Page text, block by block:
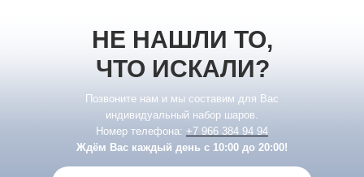
НЕ НАШЛИ ТО,
ЧТО ИСКАЛИ?
Позвоните нам и мы составим для Вас
индивидуальный набор шаров.
Номер телефона: +7 966 384 94 94
Ждём Вас каждый день с 10:00 до 20:00!